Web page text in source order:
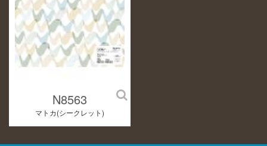
N8563
マトカ(シークレット)